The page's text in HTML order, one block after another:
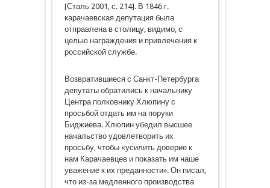
[Сталь 2001, с. 214]. В 1846 г.
карачаевская депутация была
отправлена в столицу, видимо, с
целью награждения и привлечения к
российской службе.
Возвратившиеся с Санкт-Петербурга
депутаты обратились к начальнику
Центра полковнику Хлюпину с
просьбой отдать им на поруки
Биджиева. Хлюпин убедил высшее
начальство удовлетворить их
просьбу, чтобы «усилить доверие к
нам Карачаевцев и показать им наше
уважение к их преданности». Он писал,
что из-за медленного производства